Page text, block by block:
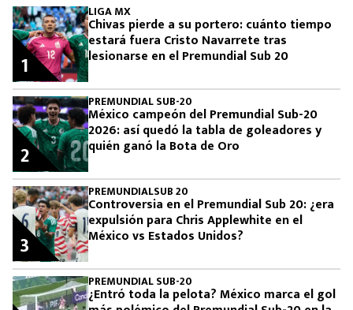
LIGA MX
Chivas pierde a su portero: cuánto tiempo
estará fuera Cristo Navarrete tras
lesionarse en el Premundial Sub 20
1
PREMUNDIAL SUB-20
México campeón del Premundial Sub-20
2026: así quedó la tabla de goleadores y
quién ganó la Bota de Oro
2
PREMUNDIALSUB 20
Controversia en el Premundial Sub 20: ¿era
expulsión para Chris Applewhite en el
México vs Estados Unidos?
3
PREMUNDIAL SUB-20
¿Entró toda la pelota? México marca el gol